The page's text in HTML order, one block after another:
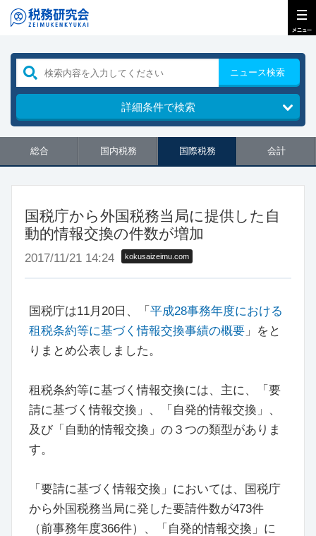
ニュース検索
詳細条件で検索
総合 国内税務 国際税務 会計
国税庁から外国税務当局に提供した自
動的情報交換の件数が増加
2017/11/21 14:24 kokusaizeimu.com
国税庁は11月20日、「 平成28事務年度における
租税条約等に基づく情報交換事績の概要 」をと
りまとめ公表しました。
租税条約等に基づく情報交換には、主に、「要
請に基づく情報交換」、「自発的情報交換」、
及び「自動的情報交換」の３つの類型がありま
す。
「要請に基づく情報交換」においては、国税庁
から外国税務当局に発した要請件数が473件
（前事務年度366件）、「自発的情報交換」に